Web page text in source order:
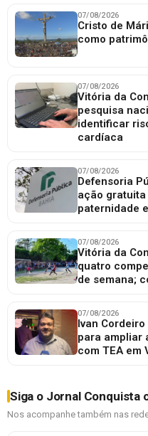
07/08/2026
Cristo de
como
07/08/2026
Vitória da
pesquisa
identificar
cardíaca
07/08/2026
Defensoria
ação
paternidade
07/08/2026
Vitória da
quatro
de semana;
07/08/2026
Ivan
para ampliar
com TEA em
Siga o Jornal Conquista
Nos acompanhe também nas